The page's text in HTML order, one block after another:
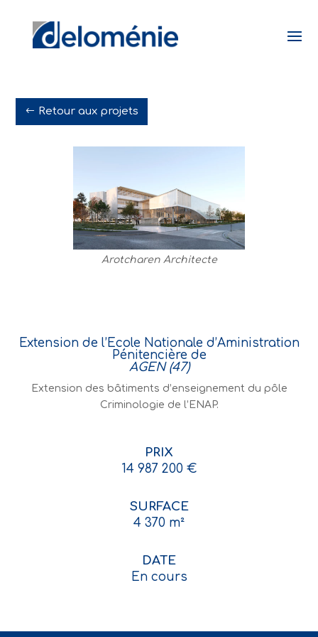
Retour aux projets
Arotcharen Architecte
Extension de l’Ecole Nationale d’Aministration
Pénitencière de
AGEN (47)
Extension des bâtiments d’enseignement du pôle
Criminologie de l’ENAP.
PRIX
14 987 200 €
SURFACE
4 370 m²
DATE
En cours